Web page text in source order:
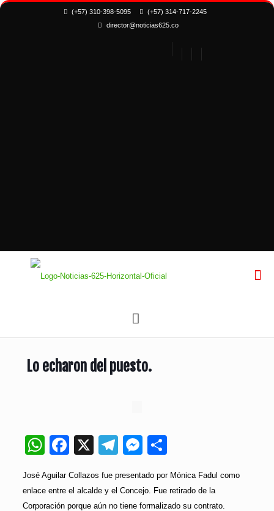
(+57) 310-398-5095
(+57) 314-717-2245
director@noticias625.co
Lo echaron del puesto.
WhatsApp
Facebook
X Telegram
Messenger
Compartir
José Aguilar Collazos fue presentado por Mónica Fadul como
enlace entre el alcalde y el Concejo. Fue retirado de la
Corporación porque aún no tiene formalizado su contrato.